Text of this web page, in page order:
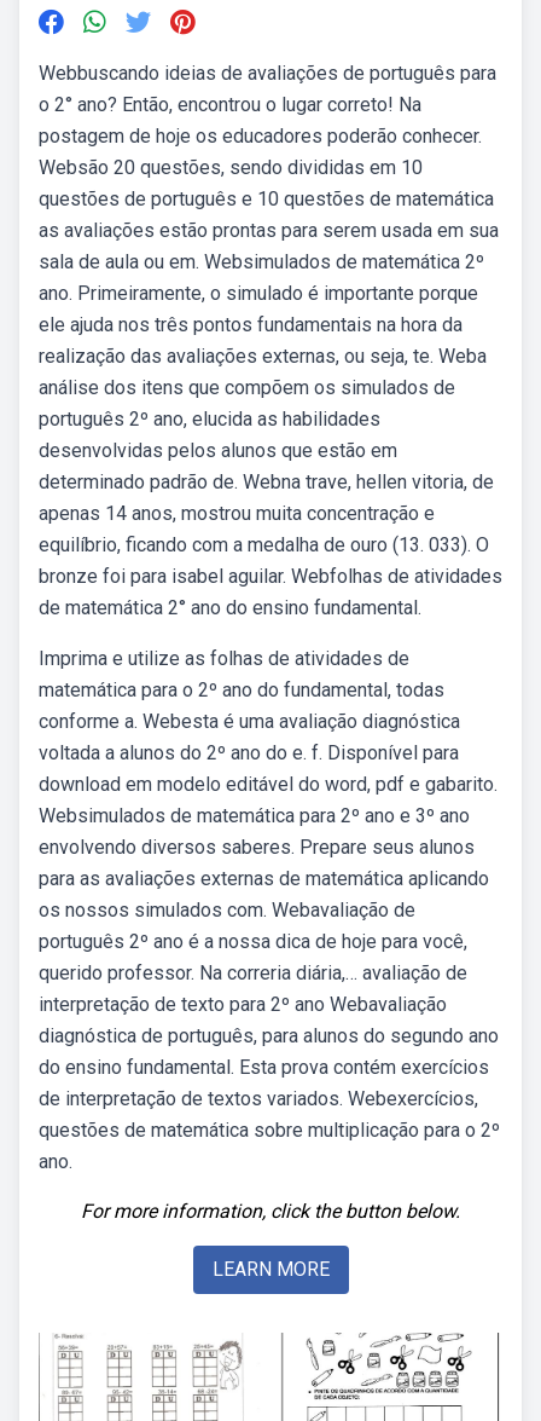
Webbuscando ideias de avaliações de português para
o 2° ano? Então, encontrou o lugar correto! Na
postagem de hoje os educadores poderão conhecer.
Websão 20 questões, sendo divididas em 10
questões de português e 10 questões de matemática
as avaliações estão prontas para serem usada em sua
sala de aula ou em. Websimulados de matemática 2º
ano. Primeiramente, o simulado é importante porque
ele ajuda nos três pontos fundamentais na hora da
realização das avaliações externas, ou seja, te. Weba
análise dos itens que compõem os simulados de
português 2º ano, elucida as habilidades
desenvolvidas pelos alunos que estão em
determinado padrão de. Webna trave, hellen vitoria, de
apenas 14 anos, mostrou muita concentração e
equilíbrio, ficando com a medalha de ouro (13. 033). O
bronze foi para isabel aguilar. Webfolhas de atividades
de matemática 2° ano do ensino fundamental.
Imprima e utilize as folhas de atividades de
matemática para o 2º ano do fundamental, todas
conforme a. Webesta é uma avaliação diagnóstica
voltada a alunos do 2º ano do e. f. Disponível para
download em modelo editável do word, pdf e gabarito.
Websimulados de matemática para 2º ano e 3º ano
envolvendo diversos saberes. Prepare seus alunos
para as avaliações externas de matemática aplicando
os nossos simulados com. Webavaliação de
português 2º ano é a nossa dica de hoje para você,
querido professor. Na correria diária,… avaliação de
interpretação de texto para 2º ano Webavaliação
diagnóstica de português, para alunos do segundo ano
do ensino fundamental. Esta prova contém exercícios
de interpretação de textos variados. Webexercícios,
questões de matemática sobre multiplicação para o 2º
ano.
For more information, click the button below.
LEARN MORE